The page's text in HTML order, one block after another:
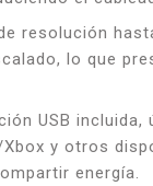
resolución
lo que
USB incluida,
Xbox y otros
energía.